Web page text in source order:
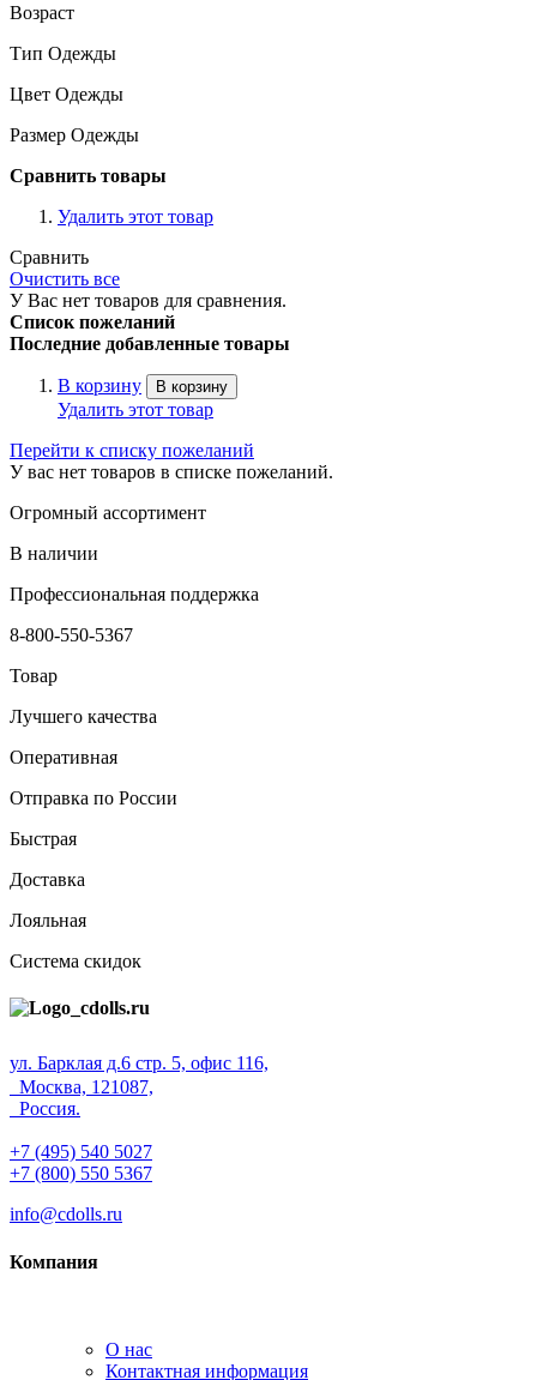
Возраст
Тип Одежды
Цвет Одежды
Размер Одежды
Сравнить товары
Удалить этот товар
Сравнить
Очистить все
У Вас нет товаров для сравнения.
Список пожеланий
Последние добавленные товары
В корзину В корзину
Удалить этот товар
Перейти к списку пожеланий
У вас нет товаров в списке пожеланий.
Огромный ассортимент
В наличии
Профессиональная поддержка
8-800-550-5367
Товар
Лучшего качества
Оперативная
Отправка по России
Быстрая
Доставка
Лояльная
Система скидок
ул. Барклая д.6 стр. 5, офис 116,
Москва, 121087,
Россия.
+7 (495) 540 5027
+7 (800) 550 5367
info@cdolls.ru
Компания
О нас
Контактная информация